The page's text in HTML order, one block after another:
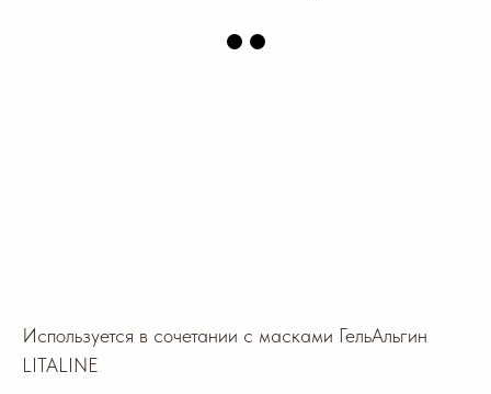
БИО-АКТИВАТОР ДЛЯ ГЕЛЕВЫХ
Используется в сочетании с масками ГельАльгин
LITALINE